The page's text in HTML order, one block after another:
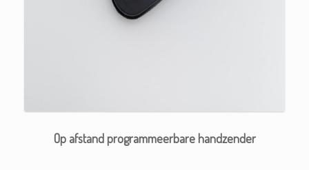
Op afstand programmeerbare handzender